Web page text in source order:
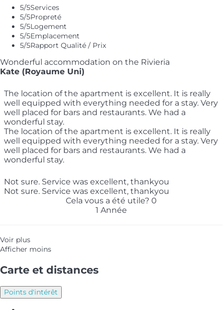
5/5Services
5/5Propreté
5/5Logement
5/5Emplacement
5/5Rapport Qualité / Prix
Wonderful accommodation on the Rivieria
Kate (Royaume Uni)
The location of the apartment is excellent. It is really
well equipped with everything needed for a stay. Very
well placed for bars and restaurants. We had a
wonderful stay.
The location of the apartment is excellent. It is really
well equipped with everything needed for a stay. Very
well placed for bars and restaurants. We had a
wonderful stay.
Not sure. Service was excellent, thankyou
Not sure. Service was excellent, thankyou
Cela vous a été utile? 0
1 Année
Voir plus
Afficher moins
Carte et distances
Points d'intérêt